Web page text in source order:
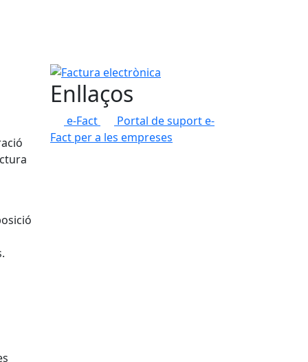
Factura electrònica
Enllaços
e-Fact
Portal de suport e-
Fact per a les empreses